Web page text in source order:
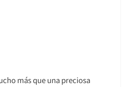
más que una preciosa